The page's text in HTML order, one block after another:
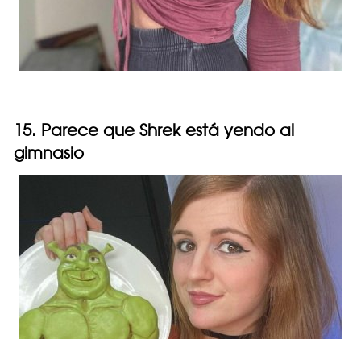
15. Parece que Shrek está yendo al
gimnasio